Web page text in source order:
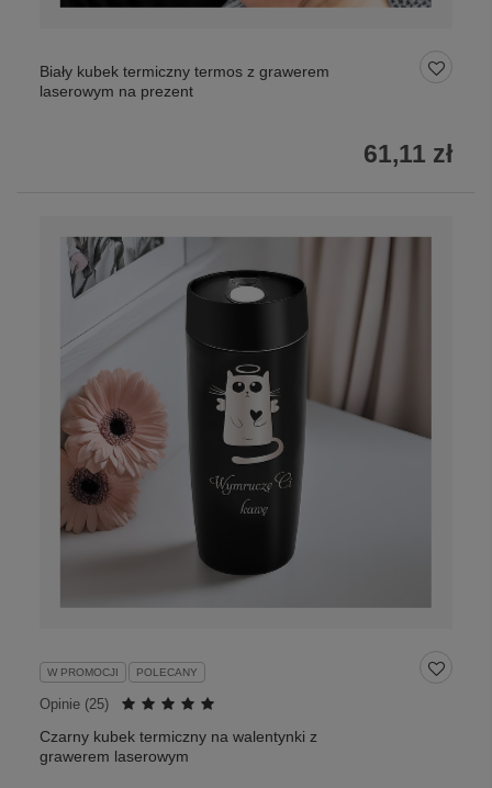
Biały kubek termiczny termos z grawerem
laserowym na prezent
61,11 zł
W PROMOCJI POLECANY
Opinie (25)
Czarny kubek termiczny na walentynki z
grawerem laserowym